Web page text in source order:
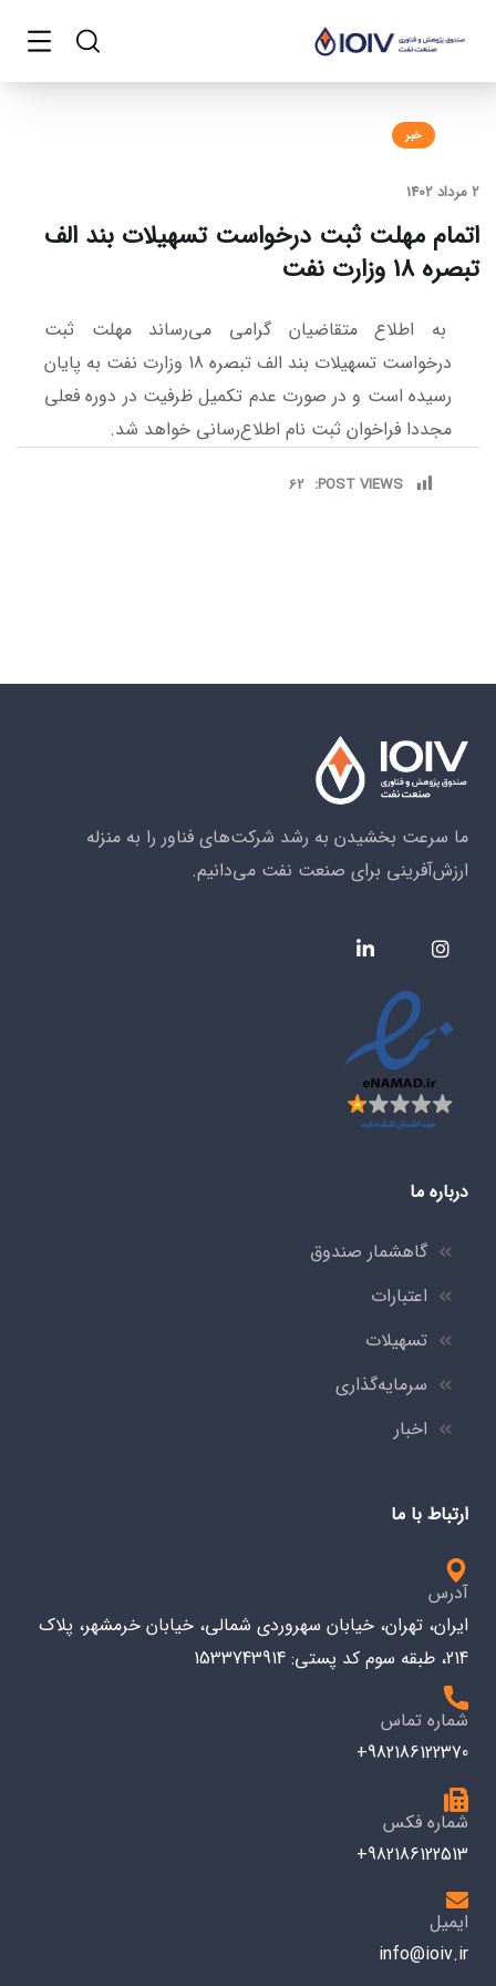
خبر
2 مرداد 1402
اتمام مهلت ثبت درخواست تسهیلات بند الف
تبصره 18 وزارت نفت
به اطلاع متقاضیان گرامی می‌رساند مهلت ثبت
درخواست تسهیلات بند الف تبصره 18 وزارت نفت به پایان
رسیده است و در صورت عدم تکمیل ظرفیت در دوره فعلی
مجددا فراخوان ثبت نام اطلاع‌رسانی خواهد شد.
POST VIEWS:
62
ما سرعت بخشیدن به رشد شرکت‌های فناور را به منزله
ارزش‌آفرینی برای صنعت نفت می‌دانیم.
درباره ما
گاهشمار صندوق
اعتبارات
تسهیلات
سرمایه‌گذاری
اخبار
ارتباط با ما
آدرس
ایران، تهران، خیابان سهروردی شمالی، خیابان خرمشهر، پلاک
214، طبقه سوم کد پستی: 1533743914
شماره تماس
982186122370+
شماره فکس
982186122513+
ایمیل
info@ioiv.ir